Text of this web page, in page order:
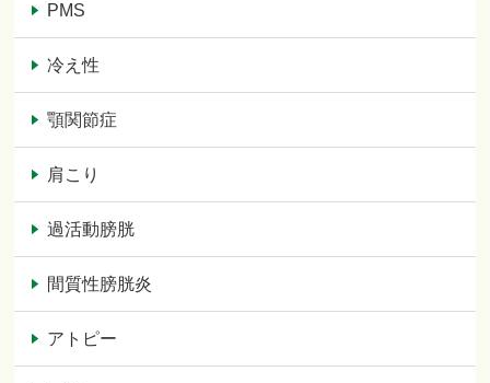
PMS
冷え性
顎関節症
肩こり
過活動膀胱
間質性膀胱炎
アトピー